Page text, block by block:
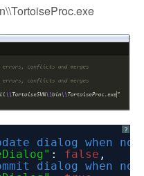
?
dialog when
: false ,
dialog when